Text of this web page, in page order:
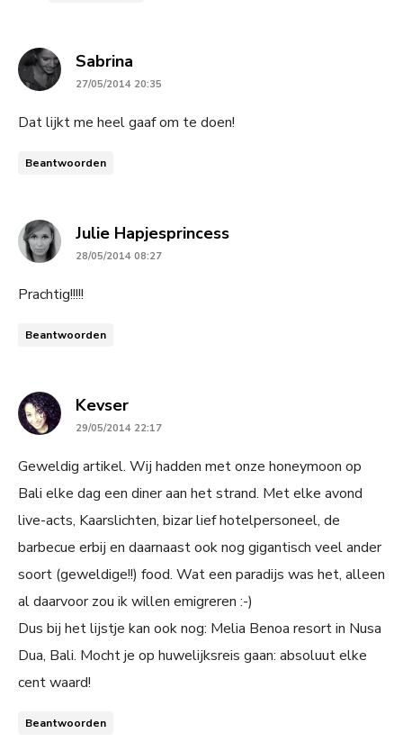
Sabrina
27/05/2014 20:35
Dat lijkt me heel gaaf om te doen!
Beantwoorden
Julie Hapjesprincesssays:
28/05/2014 08:27
Prachtig!!!!!
Beantwoorden
Kevsersays:
29/05/2014 22:17
Geweldig artikel. Wij hadden met onze honeymoon op
Bali elke dag een diner aan het strand. Met elke avond
live-acts, Kaarslichten, bizar lief hotelpersoneel, de
barbecue erbij en daarnaast ook nog gigantisch veel ander
soort (geweldige!!) food. Wat een paradijs was het, alleen
al daarvoor zou ik willen emigreren :-)
Dus bij het lijstje kan ook nog: Melia Benoa resort in Nusa
Dua, Bali. Mocht je op huwelijksreis gaan: absoluut elke
cent waard!
Beantwoorden